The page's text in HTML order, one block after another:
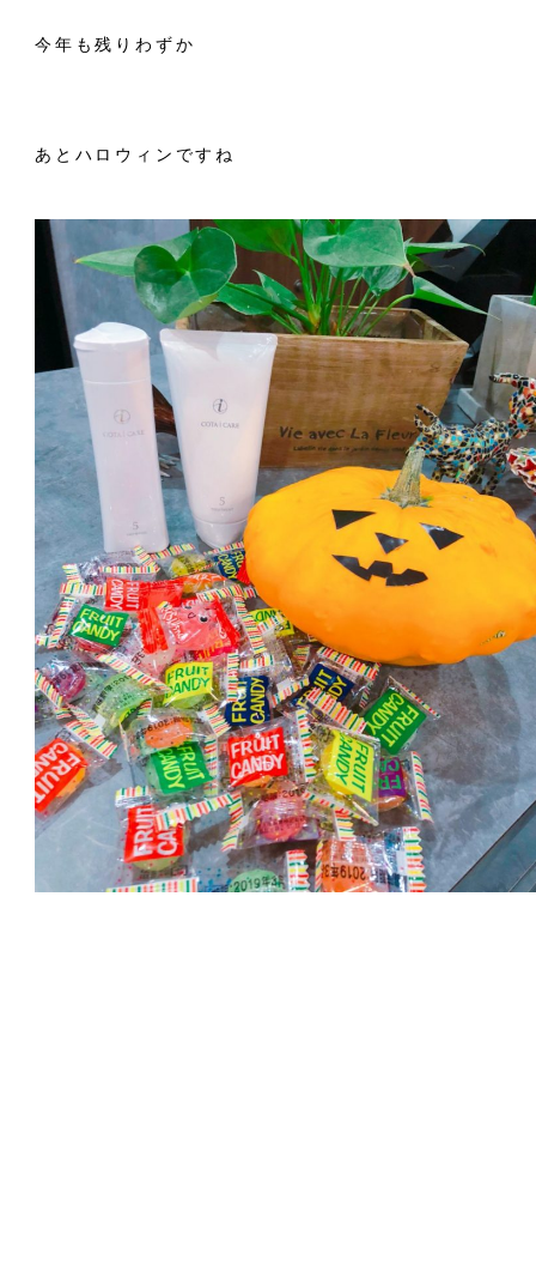
今年も残りわずか
あとハロウィンですね